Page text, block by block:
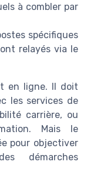
à combler par
spécifiques
relayés via le
en ligne. Il doit
les services de
carrière, ou
Mais le
pour objectiver
démarches